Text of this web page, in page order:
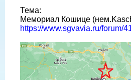
Тема:
Мемориал Кошице
https://www.sgvavia.ru/forum/